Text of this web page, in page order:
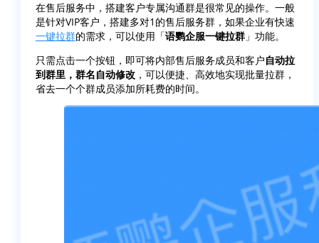
在售后服务中，搭建客户专属沟通群是很常见的操作。一般
是针对VIP客户，搭建多对1的售后服务群，如果企业有快速
一键拉群的需求，可以使用「语鹦企服一键拉群 」功能。
只需点击一个按钮，即可将内部售后服务成员和客户自动拉
到群里，群名自动修改 ，可以便捷、高效地实现批量拉群，
省去一个个群成员添加所耗费的时间。